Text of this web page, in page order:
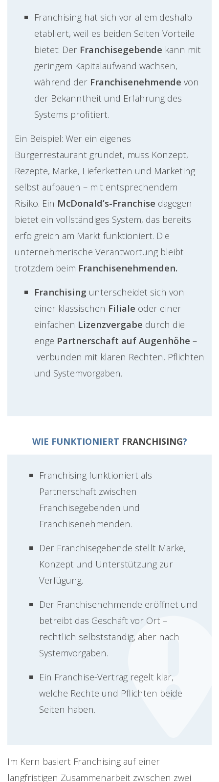
Franchising hat sich vor allem deshalb
etabliert, weil es beiden Seiten Vorteile
bietet: Der Franchisegebende kann mit
geringem Kapitalaufwand wachsen,
während der Franchisenehmende von
der Bekanntheit und Erfahrung des
Systems profitiert.
Ein Beispiel: Wer ein eigenes
Burgerrestaurant gründet, muss Konzept,
Rezepte, Marke, Lieferketten und Marketing
selbst aufbauen – mit entsprechendem
Risiko. Ein McDonald’s-Franchise dagegen
bietet ein vollständiges System, das bereits
erfolgreich am Markt funktioniert. Die
unternehmerische Verantwortung bleibt
trotzdem beim Franchisenehmenden.
Franchising unterscheidet sich von
einer klassischen Filiale oder einer
einfachen Lizenzvergabe durch die
enge Partnerschaft auf Augenhöhe –
verbunden mit klaren Rechten, Pflichten
und Systemvorgaben.
WIE FUNKTIONIERT FRANCHISING?
Franchising funktioniert als
Partnerschaft zwischen
Franchisegebenden und
Franchisenehmenden.
Der Franchisegebende stellt Marke,
Konzept und Unterstützung zur
Verfügung.
Der Franchisenehmende eröffnet und
betreibt das Geschäft vor Ort –
rechtlich selbstständig, aber nach
Systemvorgaben.
Ein Franchise-Vertrag regelt klar,
welche Rechte und Pflichten beide
Seiten haben.
Im Kern basiert Franchising auf einer
langfristigen Zusammenarbeit zwischen zwei